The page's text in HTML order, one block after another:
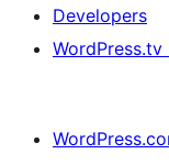
Developers
WordPress.tv